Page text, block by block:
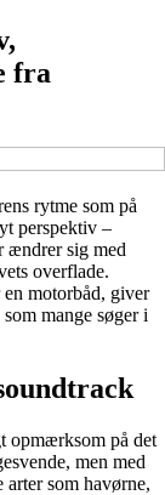
fra
rytme som på
perspektiv –
ændrer sig med
overflade.
motorbåd, giver
mange søger i
opmærksom på det
men med
som havørne,